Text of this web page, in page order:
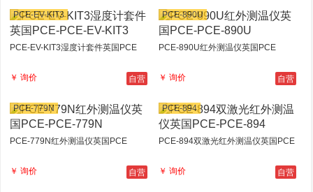
PCE-EV-KIT3湿度计套件英国PCE
￥ 询价 自营
PCE-EV-KIT3
PCE-890U红外测温仪英国PCE
￥ 询价 自营
PCE-890U
PCE-779N红外测温仪英国PCE
￥ 询价 自营
PCE-779N
PCE-894双激光红外测温仪英国PCE
￥ 询价 自营
PCE-894